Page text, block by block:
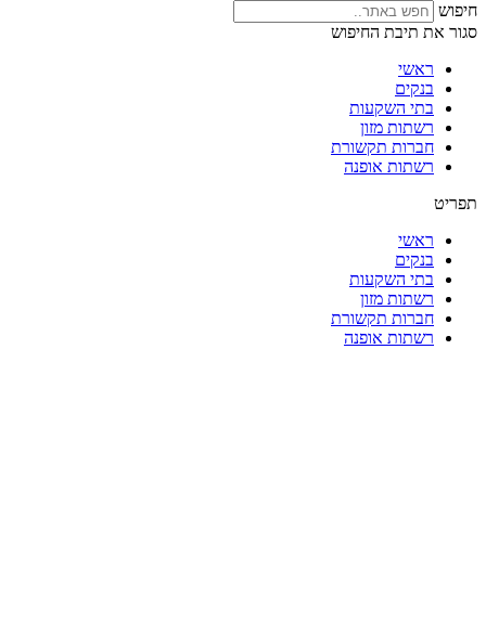
חיפוש
סגור את תיבת החיפוש
ראשי
בנקים
בתי השקעות
רשתות מזון
חברות תקשורת
רשתות אופנה
תפריט
ראשי
בנקים
בתי השקעות
רשתות מזון
חברות תקשורת
רשתות אופנה